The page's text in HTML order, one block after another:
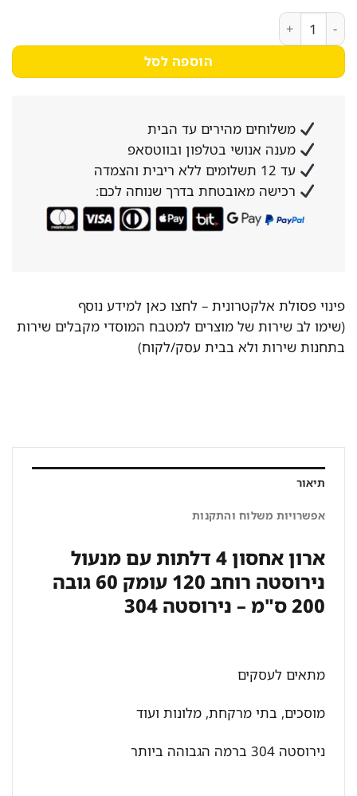
כמות של ארון אחסון נירוסטה 304 עם מנעול 4 דלתות רוחב 120 עומק 60 גובה 200 ס"מ - נירוסטה 304
הוספה לסל
משלוחים מהירים עד הבית
מענה אנושי בטלפון ובווטסאפ
עד 12 תשלומים ללא ריבית והצמדה
רכישה מאובטחת בדרך שנוחה לכם:
פינוי פסולת אלקטרונית –לחצו כאן למידע נוסף
(שימו לב שירות של מוצרים למטבח המוסדי מקבלים שירות
בתחנות שירות ולא בבית עסק/לקוח)
תיאור
אפשרויות משלוח והתקנות
ארון אחסון 4 דלתות עם מנעול
נירוסטה רוחב 120 עומק 60 גובה
200 ס"מ – נירוסטה 304
מתאים לעסקים
מוסכים, בתי מרקחת, מלונות ועוד
נירוסטה 304 ברמה הגבוהה ביותר